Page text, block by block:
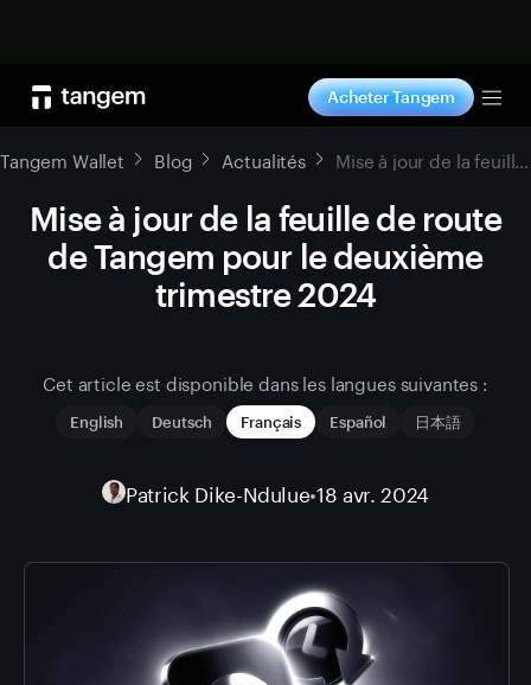
Acheter Tangem
Tangem Wallet Blog Actualités Mise à jour de la feuille de route de Tangem pour le deuxième trimestre 2024
Mise à jour de la feuille de route
de Tangem pour le deuxième
trimestre 2024
Cet article est disponible dans les langues suivantes :
English Deutsch Français Español 日本語
Patrick Dike-Ndulue•18 avr. 2024